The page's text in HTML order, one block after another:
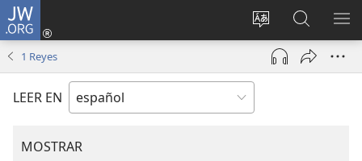
JW.ORG
Cambiar
idioma
del sitio
Iniciar
sesión
(abre
nueva
en
jw.org
1 Reyes
LEER EN
MOSTRAR